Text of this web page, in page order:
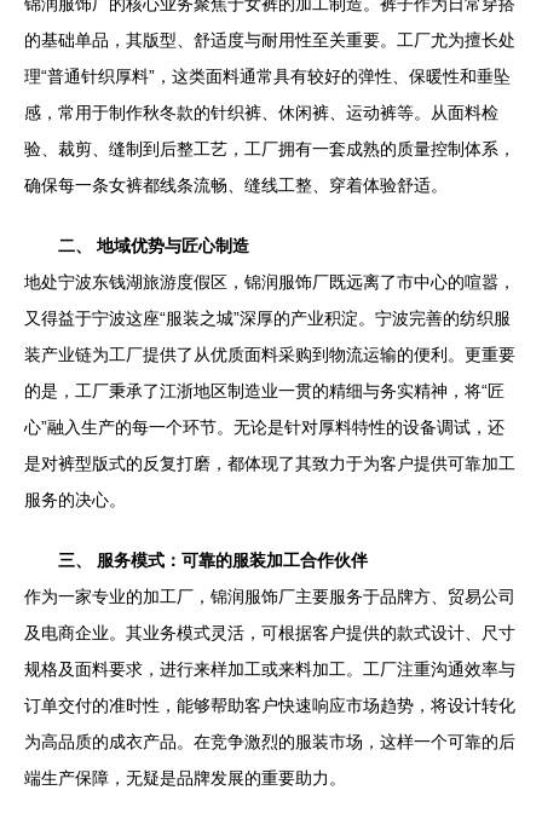
的基础单品，其版型、舒适度与耐用性至关重要。工厂尤为擅长处
理“普通针织厚料”，这类面料通常具有较好的弹性、保暖性和垂坠
感，常用于制作秋冬款的针织裤、休闲裤、运动裤等。从面料检
验、裁剪、缝制到后整工艺，工厂拥有一套成熟的质量控制体系，
确保每一条女裤都线条流畅、缝线工整、穿着体验舒适。
二、 地域优势与匠心制造
地处宁波东钱湖旅游度假区，锦润服饰厂既远离了市中心的喧嚣，
又得益于宁波这座“服装之城”深厚的产业积淀。宁波完善的纺织服
装产业链为工厂提供了从优质面料采购到物流运输的便利。更重要
的是，工厂秉承了江浙地区制造业一贯的精细与务实精神，将“匠
心”融入生产的每一个环节。无论是针对厚料特性的设备调试，还
是对裤型版式的反复打磨，都体现了其致力于为客户提供可靠加工
服务的决心。
三、 服务模式：可靠的服装加工合作伙伴
作为一家专业的加工厂，锦润服饰厂主要服务于品牌方、贸易公司
及电商企业。其业务模式灵活，可根据客户提供的款式设计、尺寸
规格及面料要求，进行来样加工或来料加工。工厂注重沟通效率与
订单交付的准时性，能够帮助客户快速响应市场趋势，将设计转化
为高品质的成衣产品。在竞争激烈的服装市场，这样一个可靠的后
端生产保障，无疑是品牌发展的重要助力。